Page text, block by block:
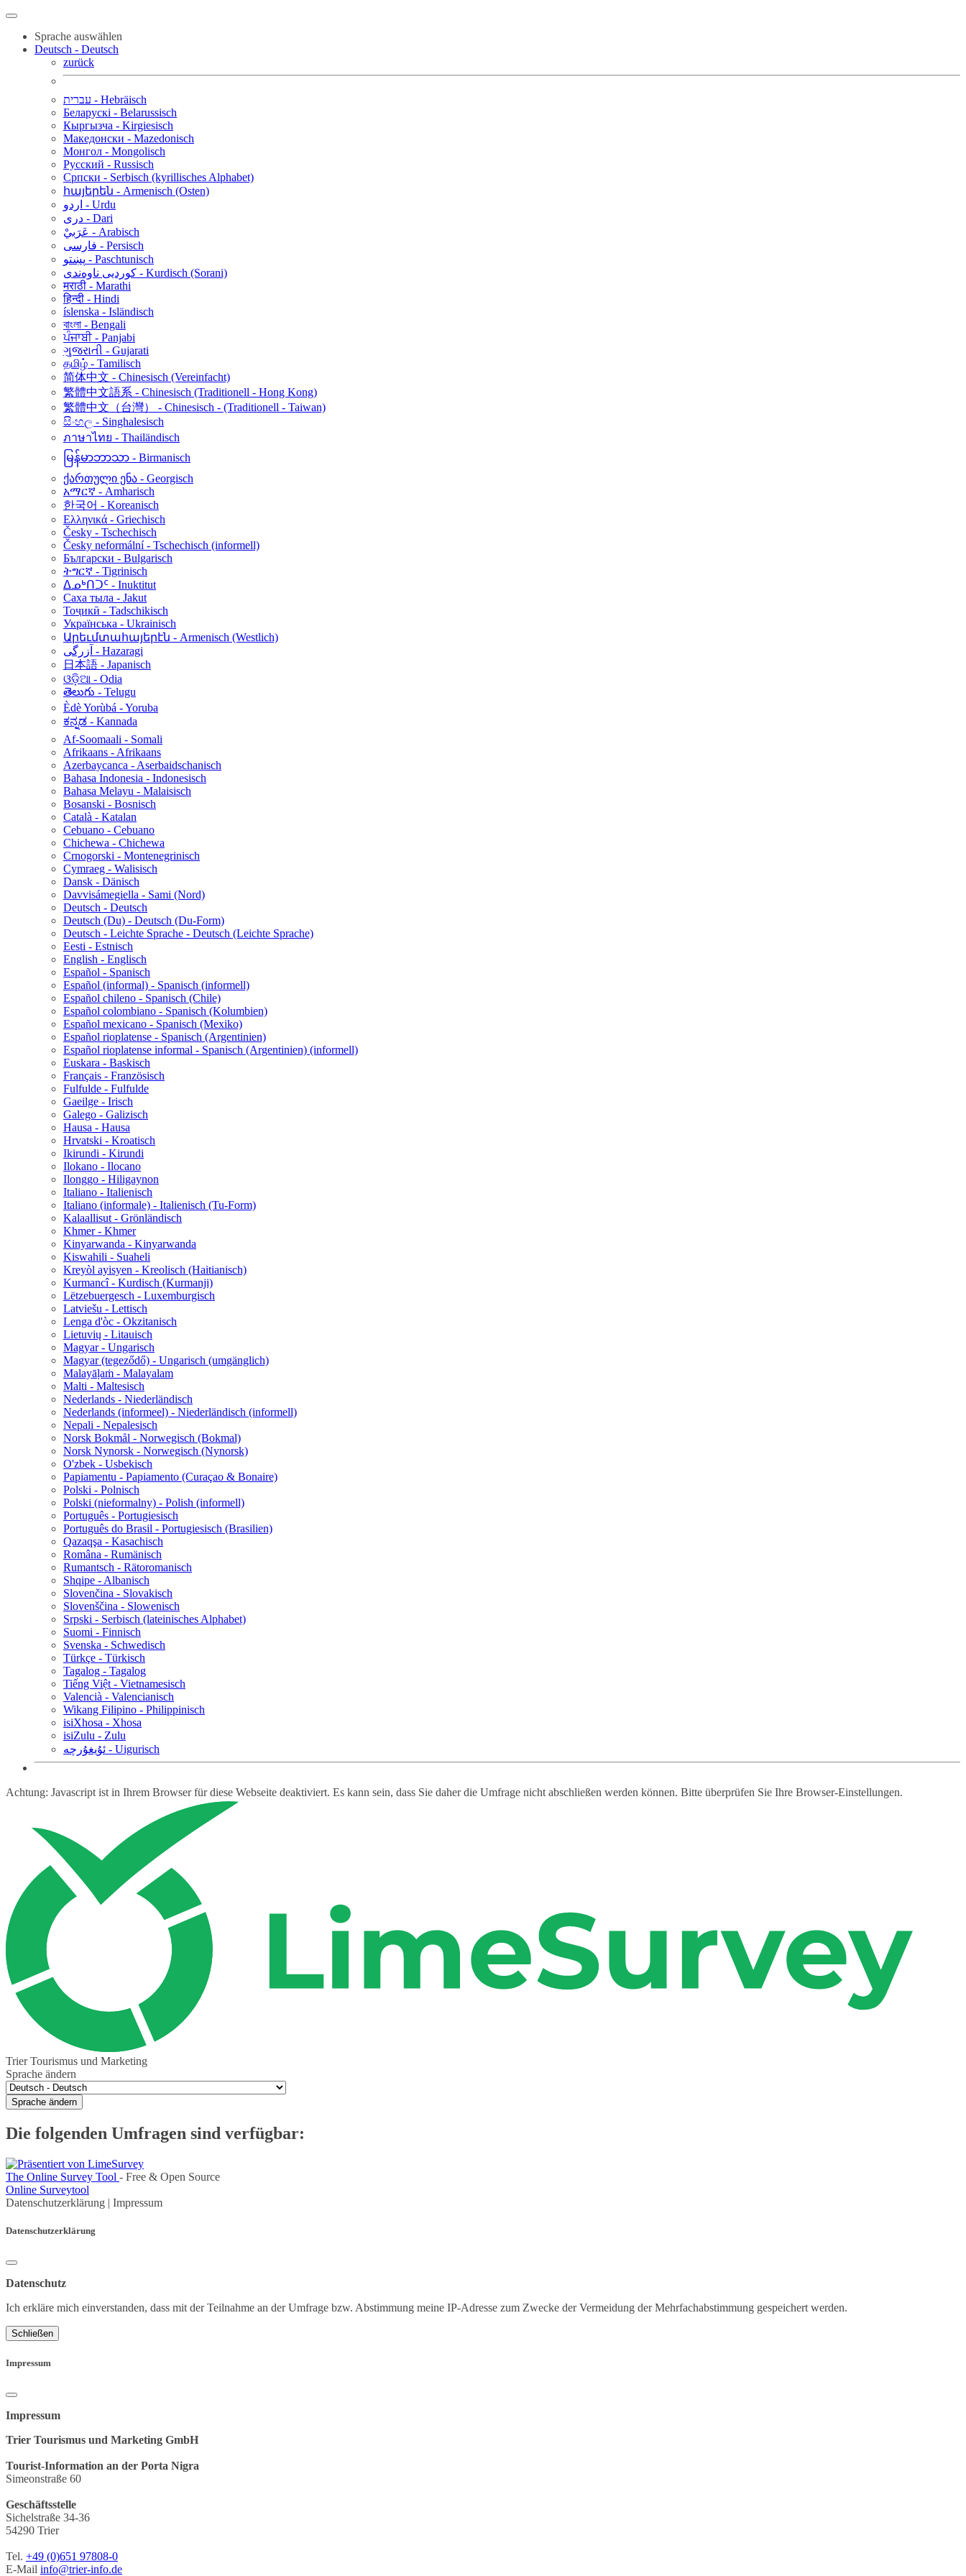
Sprache auswählen
Deutsch - Deutsch
zurück
עברית - Hebräisch
Беларускі - Belarussisch
Кыргызча - Kirgiesisch
Македонски - Mazedonisch
Монгол - Mongolisch
Русский - Russisch
Српски - Serbisch (kyrillisches Alphabet)
հայերեն - Armenisch (Osten)
اردو - Urdu
دری - Dari
عَرَبيْ - Arabisch
فارسی - Persisch
پښتو - Paschtunisch
کوردیی ناوەندی - Kurdisch (Sorani)
मराठी - Marathi
हिन्दी - Hindi
íslenska - Isländisch
বাংলা - Bengali
ਪੰਜਾਬੀ - Panjabi
ગુજરાતી - Gujarati
தமிழ் - Tamilisch
简体中文 - Chinesisch (Vereinfacht)
繁體中文語系 - Chinesisch (Traditionell - Hong Kong)
繁體中文（台灣） - Chinesisch - (Traditionell - Taiwan)
සිංහල - Singhalesisch
ภาษาไทย - Thailändisch
မြန်မာဘာသာ - Birmanisch
ქართული ენა - Georgisch
አማርኛ - Amharisch
한국어 - Koreanisch
Ελληνικά - Griechisch
Česky - Tschechisch
Česky neformální - Tschechisch (informell)
Български - Bulgarisch
ትግርኛ - Tigrinisch
ᐃᓄᒃᑎᑐᑦ - Inuktitut
Саха тыла - Jakut
Тоҷикӣ - Tadschikisch
Українська - Ukrainisch
Արեւմտահայերէն - Armenisch (Westlich)
آزرگی - Hazaragi
日本語 - Japanisch
ଓଡ଼ିଆ - Odia
తెలుగు - Telugu
Èdè Yorùbá - Yoruba
ಕನ್ನಡ - Kannada
Af-Soomaali - Somali
Afrikaans - Afrikaans
Azerbaycanca - Aserbaidschanisch
Bahasa Indonesia - Indonesisch
Bahasa Melayu - Malaisisch
Bosanski - Bosnisch
Català - Katalan
Cebuano - Cebuano
Chichewa - Chichewa
Crnogorski - Montenegrinisch
Cymraeg - Walisisch
Dansk - Dänisch
Davvisámegiella - Sami (Nord)
Deutsch - Deutsch
Deutsch (Du) - Deutsch (Du-Form)
Deutsch - Leichte Sprache - Deutsch (Leichte Sprache)
Eesti - Estnisch
English - Englisch
Español - Spanisch
Español (informal) - Spanisch (informell)
Español chileno - Spanisch (Chile)
Español colombiano - Spanisch (Kolumbien)
Español mexicano - Spanisch (Mexiko)
Español rioplatense - Spanisch (Argentinien)
Español rioplatense informal - Spanisch (Argentinien) (informell)
Euskara - Baskisch
Français - Französisch
Fulfulde - Fulfulde
Gaeilge - Irisch
Galego - Galizisch
Hausa - Hausa
Hrvatski - Kroatisch
Ikirundi - Kirundi
Ilokano - Ilocano
Ilonggo - Hiligaynon
Italiano - Italienisch
Italiano (informale) - Italienisch (Tu-Form)
Kalaallisut - Grönländisch
Khmer - Khmer
Kinyarwanda - Kinyarwanda
Kiswahili - Suaheli
Kreyòl ayisyen - Kreolisch (Haitianisch)
Kurmancî - Kurdisch (Kurmanji)
Lëtzebuergesch - Luxemburgisch
Latviešu - Lettisch
Lenga d'òc - Okzitanisch
Lietuvių - Litauisch
Magyar - Ungarisch
Magyar (tegeződő) - Ungarisch (umgänglich)
Malayāḷaṁ - Malayalam
Malti - Maltesisch
Nederlands - Niederländisch
Nederlands (informeel) - Niederländisch (informell)
Nepali - Nepalesisch
Norsk Bokmål - Norwegisch (Bokmal)
Norsk Nynorsk - Norwegisch (Nynorsk)
O'zbek - Usbekisch
Papiamentu - Papiamento (Curaçao & Bonaire)
Polski - Polnisch
Polski (nieformalny) - Polish (informell)
Português - Portugiesisch
Português do Brasil - Portugiesisch (Brasilien)
Qazaqşa - Kasachisch
Româna - Rumänisch
Rumantsch - Rätoromanisch
Shqipe - Albanisch
Slovenčina - Slovakisch
Slovenščina - Slowenisch
Srpski - Serbisch (lateinisches Alphabet)
Suomi - Finnisch
Svenska - Schwedisch
Türkçe - Türkisch
Tagalog - Tagalog
Tiếng Việt - Vietnamesisch
Valencià - Valencianisch
Wikang Filipino - Philippinisch
isiXhosa - Xhosa
isiZulu - Zulu
ئۇيغۇرچە - Uigurisch
Achtung: Javascript ist in Ihrem Browser für diese Webseite deaktiviert. Es kann sein, dass Sie daher die Umfrage nicht abschließen werden können. Bitte überprüfen Sie Ihre Browser-Einstellungen.
Trier Tourismus und Marketing
Sprache ändern
Sprache ändern
Die folgenden Umfragen sind verfügbar:
The Online Survey Tool - Free & Open Source
Online Surveytool
Datenschutzerklärung | Impressum
Datenschutzerklärung
Datenschutz
Ich erkläre mich einverstanden, dass mit der Teilnahme an der Umfrage bzw. Abstimmung meine IP-Adresse zum Zwecke der Vermeidung der Mehrfachabstimmung gespeichert werden.
Schließen
Impressum
Impressum
Trier Tourismus und Marketing GmbH
Tourist-Information an der Porta Nigra
Simeonstraße 60
Geschäftsstelle
Sichelstraße 34-36
54290 Trier
Tel. +49 (0)651 97808-0
E-Mail info@trier-info.de